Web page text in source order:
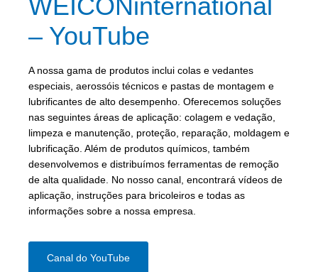
WEICONinternational
– YouTube
A nossa gama de produtos inclui colas e vedantes
especiais, aerossóis técnicos e pastas de montagem e
lubrificantes de alto desempenho. Oferecemos soluções
nas seguintes áreas de aplicação: colagem e vedação,
limpeza e manutenção, proteção, reparação, moldagem e
lubrificação. Além de produtos químicos, também
desenvolvemos e distribuímos ferramentas de remoção
de alta qualidade. No nosso canal, encontrará vídeos de
aplicação, instruções para bricoleiros e todas as
informações sobre a nossa empresa.
Canal do YouTube